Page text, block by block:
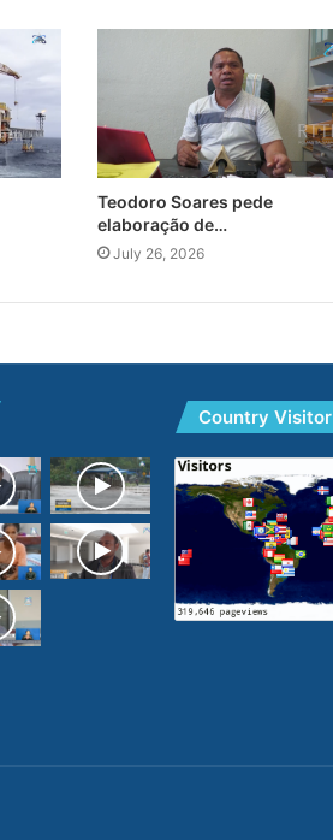
Teodoro Soares pede
elaboração de…
July 26, 2026
Country Visitor